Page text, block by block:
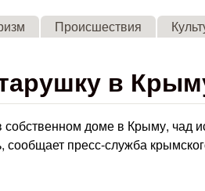
to main content
Происшествия
в
доме в Крыму, чад
сообщает пресс-служба